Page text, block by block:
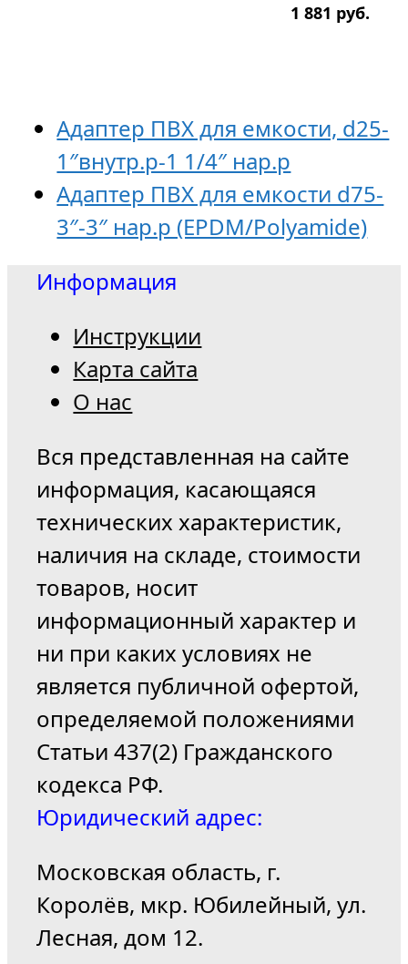
1 881 руб.
Адаптер ПВХ для емкости, d25-
1″внутр.р-1 1/4″ нар.р
Адаптер ПВХ для емкости d75-
3″-3″ нар.р (EPDM/Polyamide)
Информация
Инструкции
Карта сайта
О нас
Вся представленная на сайте
информация, касающаяся
технических характеристик,
наличия на складе, стоимости
товаров, носит
информационный характер и
ни при каких условиях не
является публичной офертой,
определяемой положениями
Статьи 437(2) Гражданского
кодекса РФ.
Юридический адрес:
Московская область, г.
Королёв, мкр. Юбилейный, ул.
Лесная, дом 12.